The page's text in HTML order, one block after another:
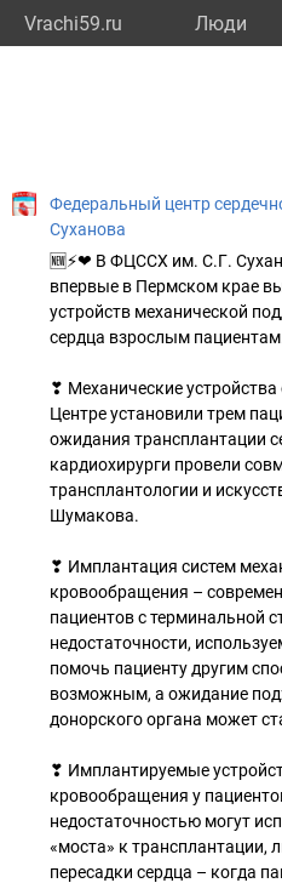
Vrachi59.ru Люди
Федеральный центр
Суханова
🆕⚡❤ В ФЦССХ им. С.Г.
впервые в Пермском крае
устройств механической
сердца взрослым
❣ Механические
Центре установили трем
ожидания трансплантации
кардиохирурги провели
трансплантологии и
Шумакова.
❣ Имплантация систем
кровообращения –
пациентов с терминальной
недостаточности,
помочь пациенту другим
возможным, а ожидание
донорского органа может
❣ Имплантируемые
кровообращения у
недостаточностью могут
«моста» к трансплантации,
пересадки сердца – когда